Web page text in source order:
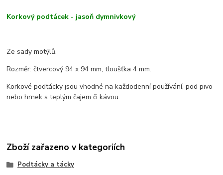
Korkový podtácek - jasoň dymnivkový
Ze sady motýlů.
Rozměr: čtvercový 94 x 94 mm, tloušťka 4 mm.
Korkové podtácky jsou vhodné na každodenní používání, pod pivo
nebo hrnek s teplým čajem či kávou.
Zboží zařazeno v kategoriích
Podtácky a tácky